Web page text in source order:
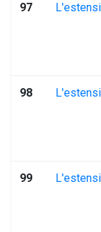
97
98
99